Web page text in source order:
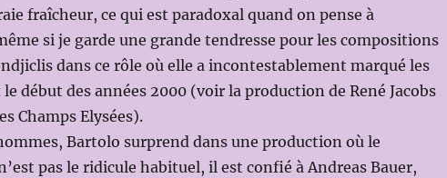
fraîcheur, ce qui est paradoxal quand on pense à
si je garde une grande tendresse pour les compositions
dans ce rôle où elle a incontestablement marqué les
début des années 2000 (voir la production de René Jacobs
Champs Elysées).
Bartolo surprend dans une production où le
pas le ridicule habituel, il est confié à Andreas Bauer,